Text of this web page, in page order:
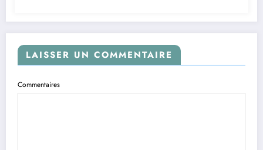
LAISSER UN COMMENTAIRE
Commentaires